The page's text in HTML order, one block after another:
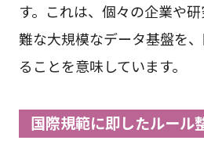
す。これは、個々の企業や
難な大規模なデータ基盤を
ることを意味しています。
国際規範に即したルール